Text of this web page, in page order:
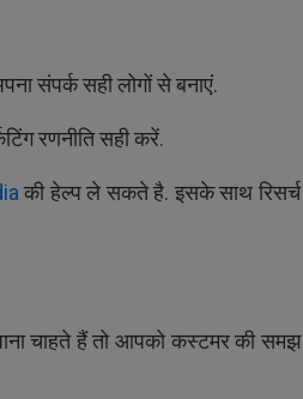
संपर्क सही लोगों से बनाएं.
रणनीति सही करें.
की हेल्प ले सकते है. इसके साथ रिसर्च
चाहते हैं तो आपको कस्टमर की समझ